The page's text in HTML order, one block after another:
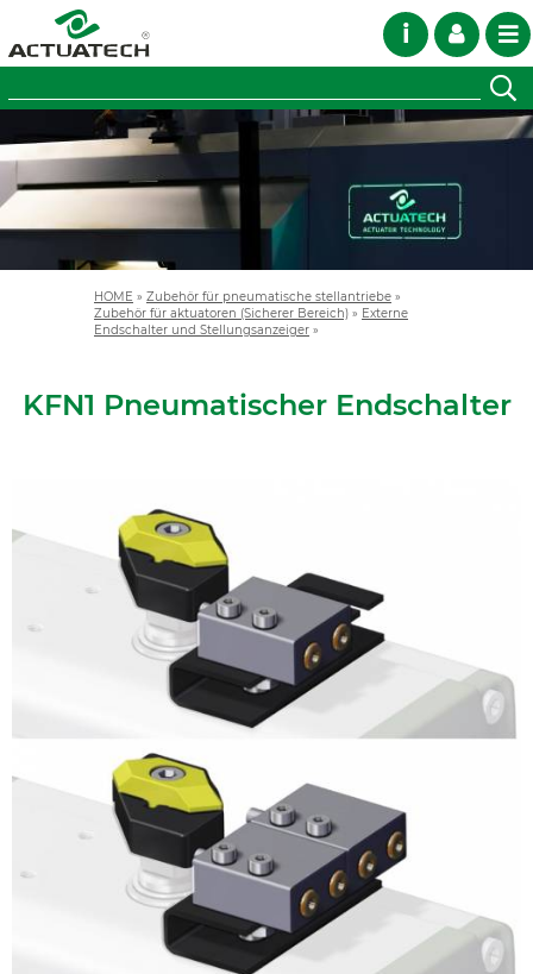
i
HOME » Zubehör für pneumatische stellantriebe »
Zubehör für aktuatoren (Sicherer Bereich) » Externe
Endschalter und Stellungsanzeiger »
KFN1 Pneumatischer Endschalter